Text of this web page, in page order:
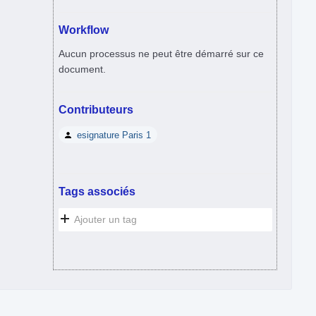
Workflow
Aucun processus ne peut être démarré sur ce
document.
Contributeurs
esignature Paris 1
Tags associés